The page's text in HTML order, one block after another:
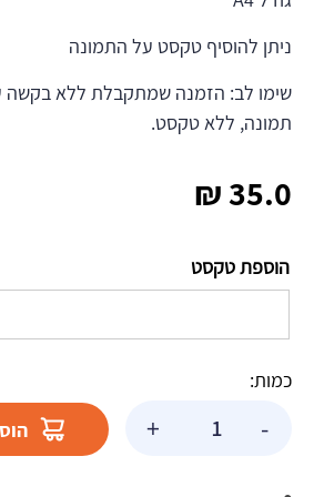
ניתן להוסיף טקסט על התמונה
שימו לב: הזמנה שמתקבלת ללא בקשה
תמונה, ללא טקסט.
35.0
₪
הוספת טקסט
כמות:
-
של
+